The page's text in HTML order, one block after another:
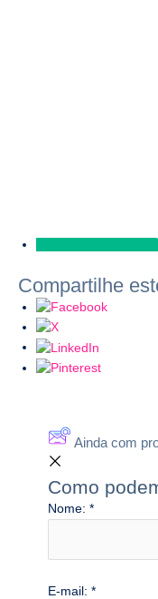
Compartilhe
Ainda com
Como
Nome:*
E-mail:*